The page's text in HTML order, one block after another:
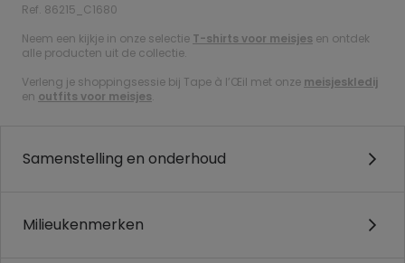
Ref. 86215_C1680
Neem een kijkje in onze selectie T-shirts voor meisjes en ontdek
alle producten uit de collectie.
Verleng je shoppingsessie bij Tape à l’Œil met onze meisjeskledij
en outfits voor meisjes.
Samenstelling en onderhoud
Milieukenmerken